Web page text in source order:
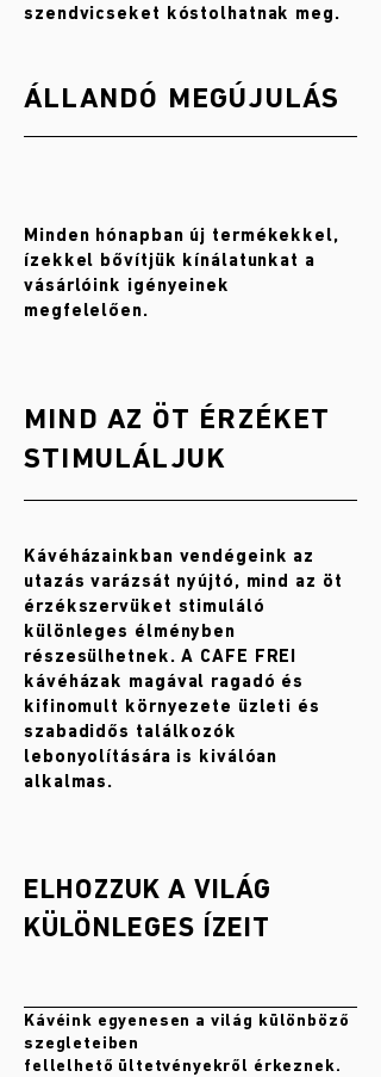
szendvicseket kóstolhatnak meg.
ÁLLANDÓ MEGÚJULÁS
Minden hónapban új termékekkel,
ízekkel bővítjük kínálatunkat a
vásárlóink igényeinek
megfelelően.
MIND AZ ÖT ÉRZÉKET
STIMULÁLJUK
Kávéházainkban vendégeink az
utazás varázsát nyújtó, mind az öt
érzékszervüket stimuláló
különleges élményben
részesülhetnek. A CAFE FREI
kávéházak magával ragadó és
kifinomult környezete üzleti és
szabadidős találkozók
lebonyolítására is kiválóan
alkalmas.
ELHOZZUK A VILÁG
KÜLÖNLEGES ÍZEIT
Kávéink egyenesen a világ különböző
szegleteiben
fellelhető ültetvényekről érkeznek.